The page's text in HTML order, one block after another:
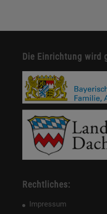
Die Einrichtung wird
Rechtliches:
Impressum